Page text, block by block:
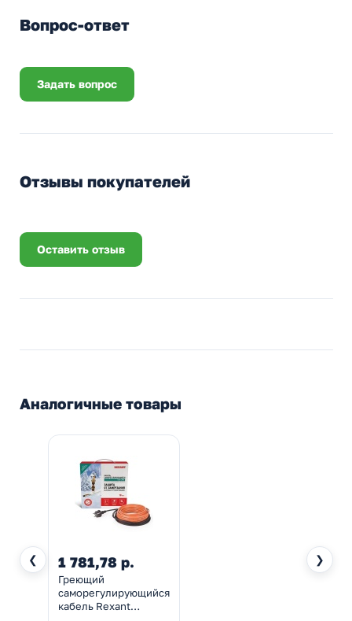
Вопрос-ответ
Задать вопрос
Отзывы покупателей
Оставить отзыв
Аналогичные товары
❮ ❯
1 781,78 р.
Греющий
саморегулирующийся
кабель Rexant